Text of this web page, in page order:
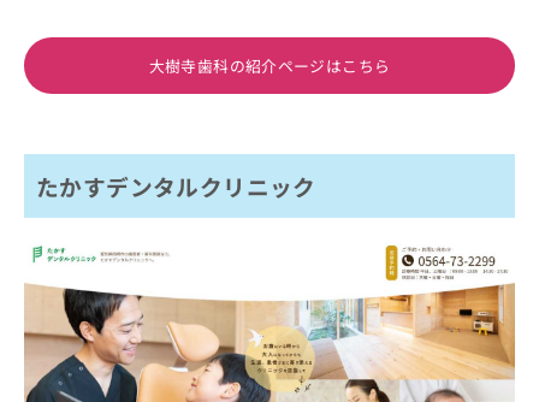
大樹寺歯科の紹介ページはこちら
たかすデンタルクリニック